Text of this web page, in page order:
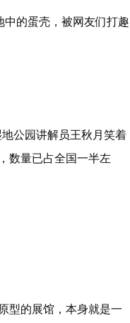
的蛋壳，被网友们打趣
公园讲解员王秋月笑着
数量已占全国一半左
型的展馆，本身就是一